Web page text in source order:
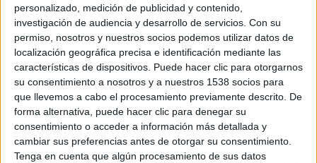
personalizado, medición de publicidad y contenido,
investigación de audiencia y desarrollo de servicios. Con su
permiso, nosotros y nuestros socios podemos utilizar datos de
localización geográfica precisa e identificación mediante las
características de dispositivos. Puede hacer clic para otorgarnos
su consentimiento a nosotros y a nuestros 1538 socios para
que llevemos a cabo el procesamiento previamente descrito. De
forma alternativa, puede hacer clic para denegar su
consentimiento o acceder a información más detallada y
cambiar sus preferencias antes de otorgar su consentimiento.
Tenga en cuenta que algún procesamiento de sus datos
SOBRE NOSOTROS
No es cine todo lo que relucees una web dedicada a la
crítica y actualidad tanto de cine como de series, sin
olvidarse del formato físico, festivales, entrevistas,
concursos...